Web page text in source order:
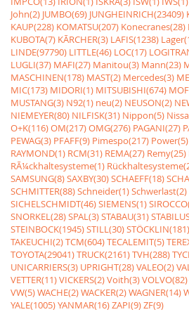
John(2) JUMBO(69) JUNGHEINRICH(23409)
KAUP(228) KOMATSU(207) Konecranes(28)
KUBOTA(7) KÃRCHER(3) LAFIS(1238)
LINDE(97790) LITTLE(46) LOC(17)
LUGLI(37) MAFI(27) Manitou(3) Mann(23)
MASCHINEN(178) MAST(2) Mercedes(3)
MIC(173) MIDORI(1) MITSUBISHI(674)
MUSTANG(3) N92(1) neu(2) NEUSON(2)
NIEMEYER(80) NILFISK(31) Nippon(5)
O+K(116)OM(217)OMG(276) PAGANI(27)
PEWAG(3) PFAFF(9) Pimespo(217) Power(5)
RAYMOND(1) RCM(31) REMA(27) Remy(25)
RÃ¼ckhaltesysteme(1)
SAMSUNG(8)SAXBY(30)SCHAEFF(18)
SCHMITTER(88)Schneider(1)Schwerlast(2)
SICHELSCHMIDT(46)SIEMENS(1)
SNORKEL(28)SPAL(3)STABAU(31)
STEINBOCK(1945)STILL(30)STÖCKLIN(181)
TAKEUCHI(2)TCM(604)TECALEMIT(5)
TOYOTA(29041)TRUCK(2161)TVH(288)
UNICARRIERS(3) UPRIGHT(28)VALEO(2)
VETTER(11)VICKERS(2)Voith(3)VOLVO(82)
VW(5)WACHE(2)WACKER(2)WAGNER(14)
YALE(1005)YANMAR(16)ZAPI(9)ZF(9)